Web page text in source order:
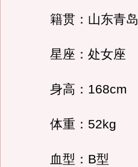
籍贯：山东青岛
星座：处女座
身高：168cm
体重：52kg
血型：B型